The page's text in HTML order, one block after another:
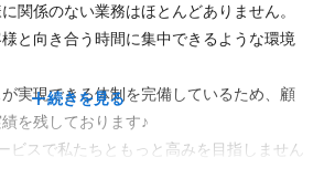
）
関係のない業務はほとんどありません。
と向き合う時間に集中できるような環境
実現できる体制を完備しているため、顧
を残しております♪
ビスで私たちともっと高みを目指しません
続きを見る